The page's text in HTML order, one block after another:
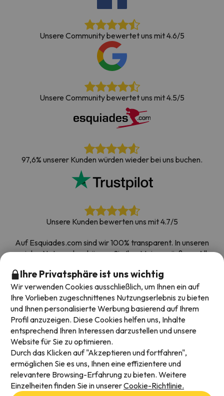
Unsere Community bewertet uns mit 4.6/5
Unsere Community bewertet uns mit 4.5/5
97,6% unserer Kunden würden wieder bei uns buchen.
Unsere Kunden bewerten uns mit 4.7/5
Auf Esquiades.com sind wir 100% transparent. In unseren
sozialen Netzwerken können Sie Ihre Meinung äußern. Alle
stammen von echten Kunden.
Buchen Sie mit Vertrauen |Über 700.000 Menschen
haben ihren Skiurlaub bei Esquiades.com gebucht
Verfügbare Zahlungsarten
Ihre Privatsphäre ist uns wichtig
Wir verwenden Cookies ausschließlich, um Ihnen ein auf
Ihre Vorlieben zugeschnittenes Nutzungserlebnis zu bieten
und Ihnen personalisierte Werbung basierend auf Ihrem
Profil anzuzeigen. Diese Cookies helfen uns, Inhalte
entsprechend Ihren Interessen darzustellen und unsere
Website für Sie zu optimieren.
Durch das Klicken auf "Akzeptieren und fortfahren",
ermöglichen Sie es uns, Ihnen eine effizientere und
relevantere Browsing-Erfahrung zu bieten. Weitere
Einzelheiten finden Sie in unsererCookie-Richtlinie.